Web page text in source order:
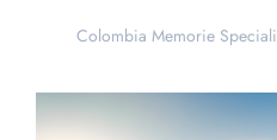
Colombia Memorie Speciali